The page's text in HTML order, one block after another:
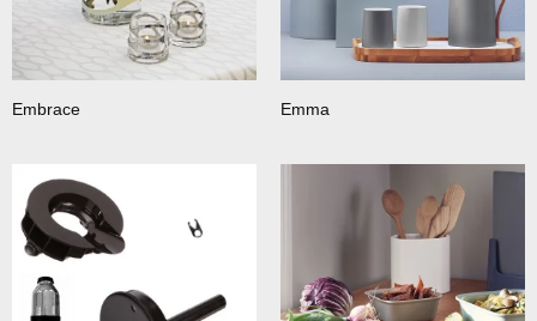
Embrace Emma